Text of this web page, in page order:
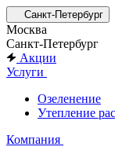
Санкт-Петербург
Москва
Санкт-Петербург
Акции
Услуги
Озеленение
Утепление
Компания